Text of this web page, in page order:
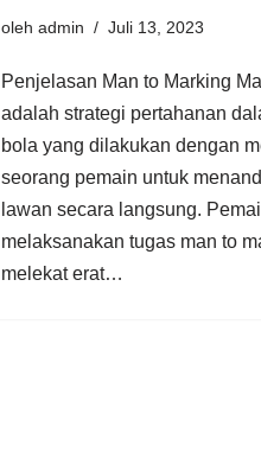
oleh admin Juli 13, 2023
Penjelasan Man to Marking
adalah strategi pertahanan
bola yang dilakukan dengan
seorang pemain untuk
lawan secara langsung.
melaksanakan tugas man to
melekat erat…